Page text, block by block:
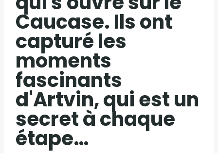
Caucase. Ils ont
capturé les
moments
fascinants
d'Artvin, qui est un
secret à chaque
étape…